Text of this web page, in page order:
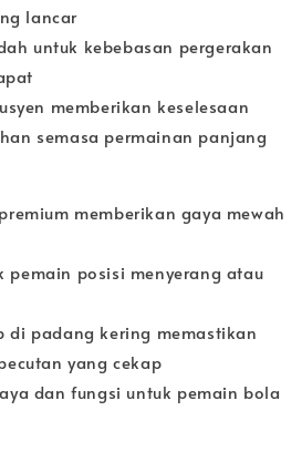
lancar
untuk kebebasan pergerakan
memberikan keselesaan
semasa permainan panjang
memberikan gaya mewah
pemain posisi menyerang atau
di padang kering memastikan
yang cekap
dan fungsi untuk pemain bola